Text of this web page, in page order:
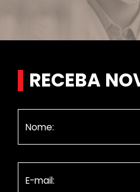
RECEBA